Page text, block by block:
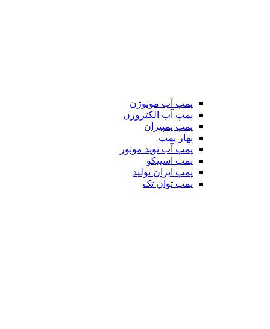
پمپ آب موتوژن
پمپ آب الکتروژن
پمپ پمپیران
بهار پمپ
پمپ آب نوید موتور
پمپ اسپیکو
پمپ ایران تولید
پمپ توان تک